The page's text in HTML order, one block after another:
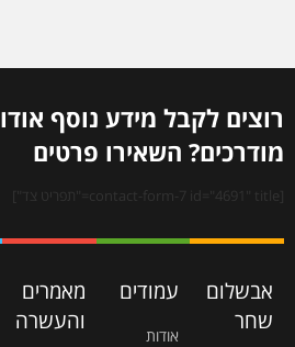
רוצים לקבל מידע נוסף
מודרכים? השאירו פרטים
[contact-form-7 id="4691" title="תפריט צד"]
אבשלום
שחר
עמודים
אודות
מאמרים
והעשרה